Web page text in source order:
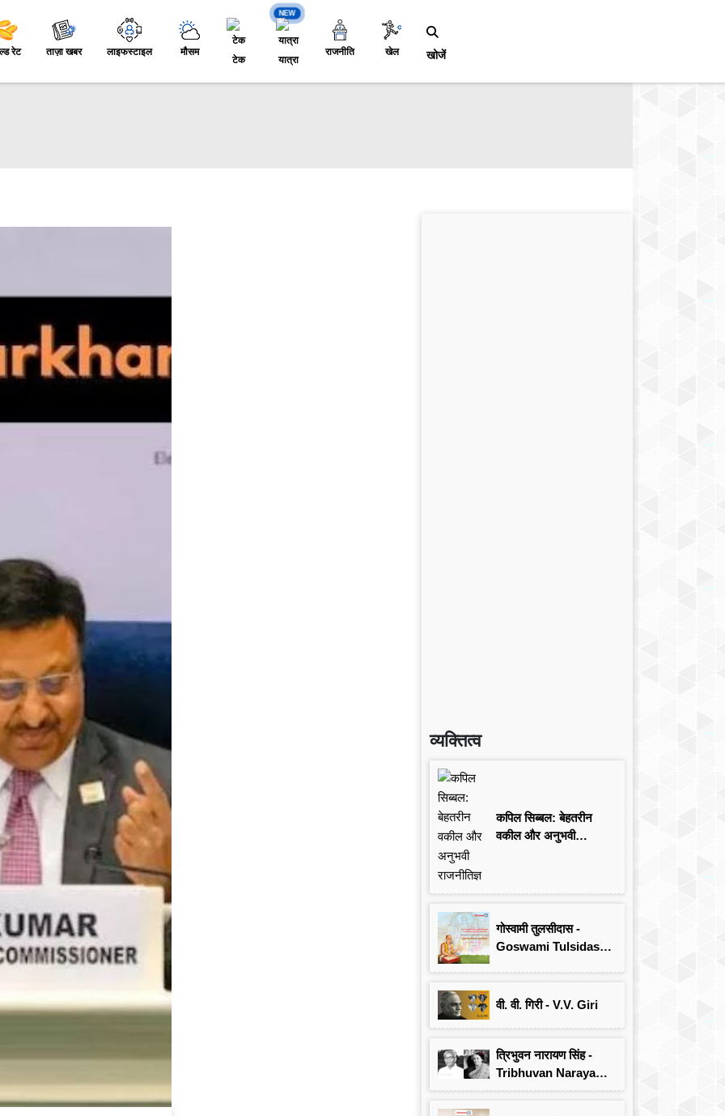
रेट ताज़ा खबर लाइफस्टाइल मौसम
टेक
NEW
यात्रा
राजनीति खेल खोजें
व्यक्तित्व
कपिल सिब्बल: बेहतरीन
वकील और अनुभवी
गोस्वामी तुलसीदास -
Goswami Tulsidas:
वी. वी. गिरी - V.V. Giri
त्रिभुवन नारायण सिंह -
Tribhuvan Narayan
Singh